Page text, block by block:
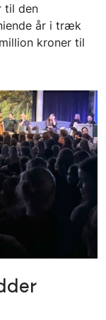
til den
år i træk
kroner til